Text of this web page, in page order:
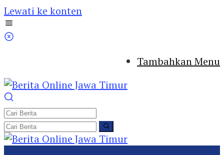
Lewati ke konten
Tambahkan Menu